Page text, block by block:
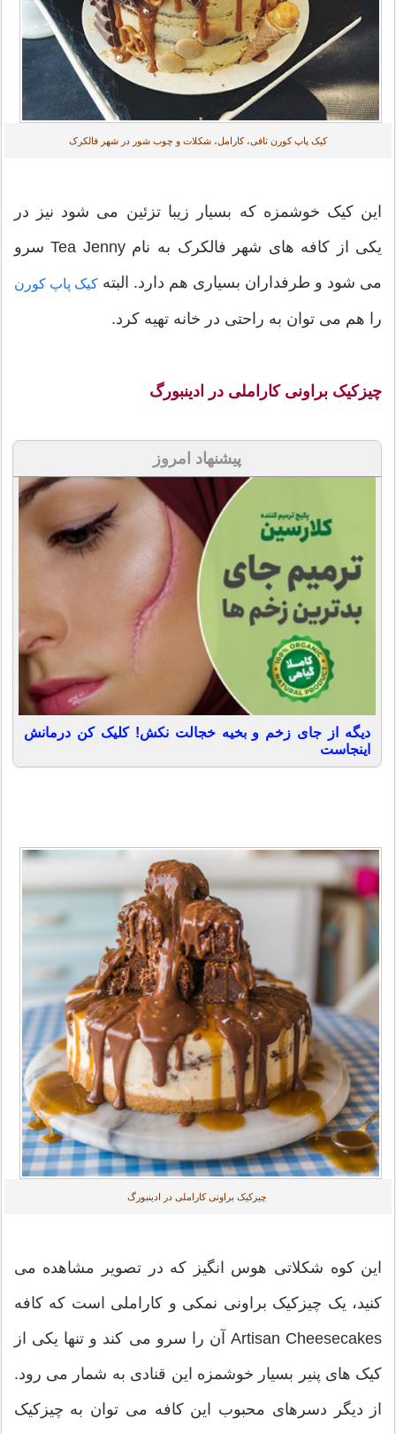
کیک پاپ کورن تافی، کارامل، شکلات و چوب شور در شهر فالکرک
این کیک خوشمزه که بسیار زیبا تزئین می شود نیز در
یکی از کافه های شهر فالکرک به نام Tea Jenny سرو
می شود و طرفداران بسیاری هم دارد. البتهکیک پاپ کورن
را هم می توان به راحتی در خانه تهیه کرد.
چیزکیک براونی کاراملی در ادینبورگ
پیشنهاد امروز
دیگه از جای زخم و بخیه خجالت نکش! کلیک کن درمانش
اینجاست
چیزکیک براونی کاراملی در ادینبورگ
این کوه شکلاتی هوس انگیز که در تصویر مشاهده می
کنید، یک چیزکیک براونی نمکی و کاراملی است که کافه
Artisan Cheesecakes آن را سرو می کند و تنها یکی از
کیک های پنیر بسیار خوشمزه این قنادی به شمار می رود.
از دیگر دسرهای محبوب این کافه می توان به چیزکیک